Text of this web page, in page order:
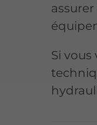
Si vous